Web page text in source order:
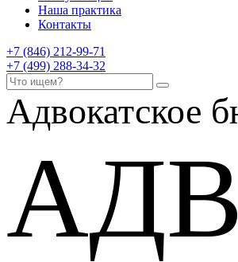
Наша практика
Контакты
+7 (846) 212-99-71
+7 (499) 288-34-32
Адвокатское